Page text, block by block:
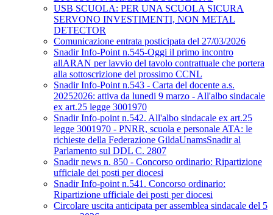
USB SCUOLA: PER UNA SCUOLA SICURA
SERVONO INVESTIMENTI, NON METAL
DETECTOR
Comunicazione entrata posticipata del 27/03/2026
Snadir Info-Point n.545-Oggi il primo incontro
allARAN per lavvio del tavolo contrattuale che portera
alla sottoscrizione del prossimo CCNL
Snadir Info-Point n.543 - Carta del docente a.s.
20252026: attiva da lunedi 9 marzo - All'albo sindacale
ex art.25 legge 3001970
Snadir Info-point n.542. All'albo sindacale ex art.25
legge 3001970 - PNRR, scuola e personale ATA: le
richieste della Federazione GildaUnamsSnadir al
Parlamento sul DDL C. 2807
Snadir news n. 850 - Concorso ordinario: Ripartizione
ufficiale dei posti per diocesi
Snadir Info-point n.541. Concorso ordinario:
Ripartizione ufficiale dei posti per diocesi
Circolare uscita anticipata per assemblea sindacale del 5